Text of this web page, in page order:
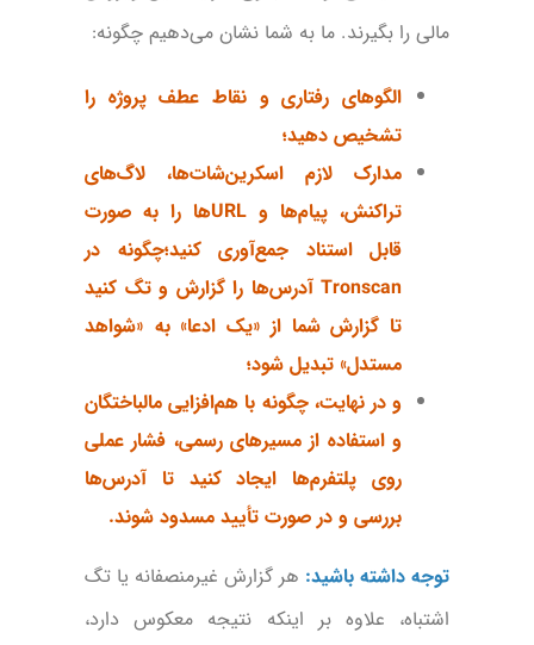
مالی را بگیرند. ما به شما نشان می‌دهیم چگونه:
الگوهای رفتاری و نقاط عطف پروژه را
تشخیص دهید؛
مدارک لازم اسکرین‌شات‌ها، لاگ‌های
تراکنش، پیام‌ها و URLها را به صورت
قابل استناد جمع‌آوری کنید؛چگونه در
Tronscan آدرس‌ها را گزارش و تگ کنید
تا گزارش شما از «یک ادعا» به «شواهد
مستدل» تبدیل شود؛
و در نهایت، چگونه با هم‌افزایی مالباختگان
و استفاده از مسیرهای رسمی، فشار عملی
روی پلتفرم‌ها ایجاد کنید تا آدرس‌ها
بررسی و در صورت تأیید مسدود شوند.
توجه داشته باشید: هر گزارش غیرمنصفانه یا تگ
اشتباه، علاوه بر اینکه نتیجه‌ معکوس دارد،